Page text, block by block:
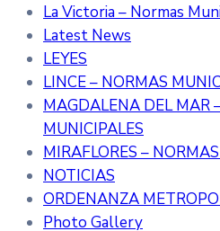
La Victoria – Normas
Latest News
LEYES
LINCE – NORMAS
MAGDALENA DEL MAR
MUNICIPALES
MIRAFLORES –
NOTICIAS
ORDENANZA
Photo Gallery